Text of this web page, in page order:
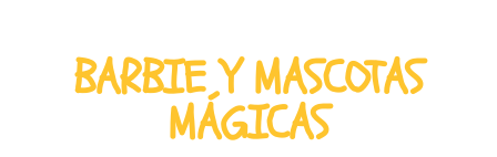
BARBIE Y MASCOTAS
MÁGICAS